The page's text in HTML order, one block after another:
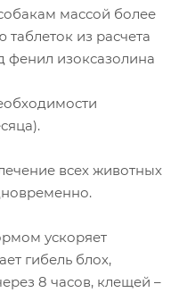
массой более
из расчета
фенил изоксазолина
всех животных
ускоряет
гибель блох,
8 часов, клещей –